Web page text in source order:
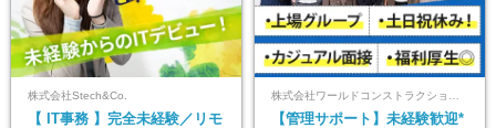
株式会社Stech&Co.
【 IT事務 】完全未経験／リモ
【管理サポート】未経験歓迎*